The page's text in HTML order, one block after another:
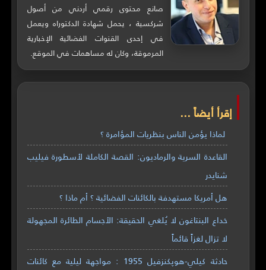
صانع محتوى رقمي أردني من أصول
شركسية ، يحمل شهادة الدكتوراه ويعمل
في إحدى القنوات الفضائية الإخبارية
المرموقة، وكان له مساهمات في الموقع.
إقرأ أيضاً ...
لماذا يؤمن الناس بنظريات المؤامرة ؟
القاعدة السرية والرماديون: القصة الكاملة لأسطورة فيليب
شنايدر
هل أمريكا مستهدفة بالكائنات الفضائية ؟ أم ماذا ؟
خداع البنتاغون لا يُلغي الحقيقة: الأجسام الطائرة المجهولة
لا تزال لغزاً قائماً
حادثة كيلي-هوپكنزفيل 1955 : مواجهة ليلية مع كائنات